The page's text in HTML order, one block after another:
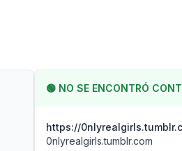
🟢 NO SE ENCONTRÓ
https://
0nlyrealgirls.tumblr.com